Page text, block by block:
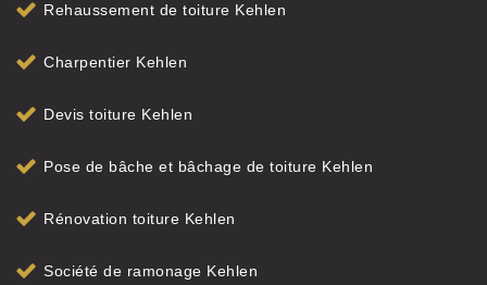
Rehaussement de toiture Kehlen
Charpentier Kehlen
Devis toiture Kehlen
Pose de bâche et bâchage de toiture Kehlen
Rénovation toiture Kehlen
Société de ramonage Kehlen